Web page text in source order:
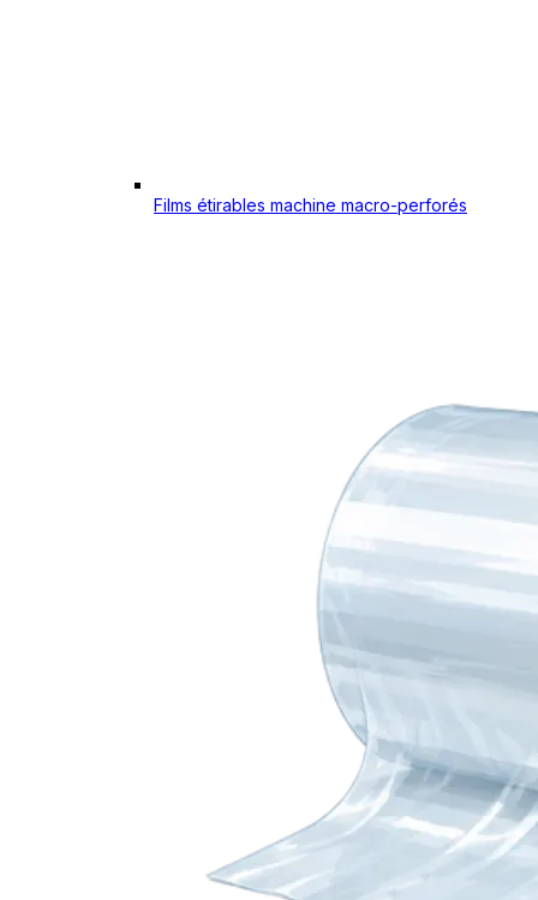
Films étirables machine macro-perforés